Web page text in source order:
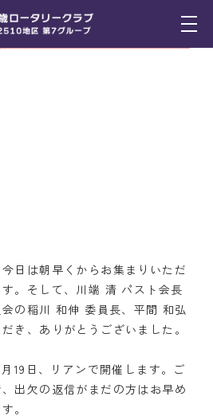
報告
日は朝早くからお集まりいただ
。そして、川端 清 パスト会長
の稲川 和伸 委員長、平間 和弘
き、ありがとうございました。
19日、リアンで開催します。ご
出欠の返信がまだの方はお早め
。